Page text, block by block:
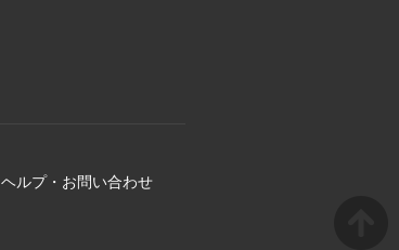
ヘルプ・お問い合わせ